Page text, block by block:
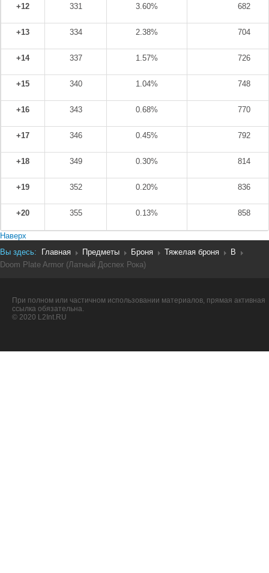
+12 331 3.60% 682
+13 334 2.38% 704
+14 337 1.57% 726
+15 340 1.04% 748
+16 343 0.68% 770
+17 346 0.45% 792
+18 349 0.30% 814
+19 352 0.20% 836
+20 355 0.13% 858
Наверх
Вы здесь:
Главная Предметы Броня Тяжелая броня
B
Doom Plate Armor (Латный Доспех Рока)
При полном или частичном использовании материалов, прямая активная
ссылка обязательна.
© 2020 L2Int.RU